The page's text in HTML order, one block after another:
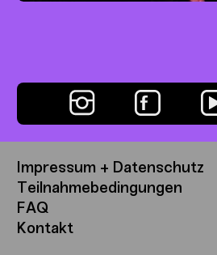
mit Jacob Fauser
Impressum + Datenschutz
Teilnahmebedingungen
FAQ
Kontakt